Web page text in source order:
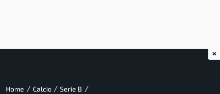
Home / Calcio / Serie B /
×